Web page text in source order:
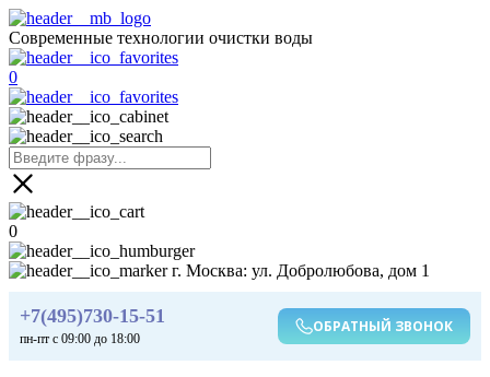
Современные технологии очистки воды
0
0
г. Москва: ул. Добролюбова, дом 1
+7(495)730-15-51
пн-пт с 09:00 до 18:00
ОБРАТНЫЙ ЗВОНОК